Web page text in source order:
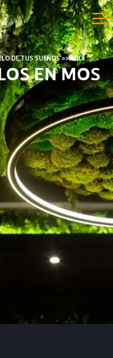
DE TUS SUEÑOS =>AQUÍ
EN MOS